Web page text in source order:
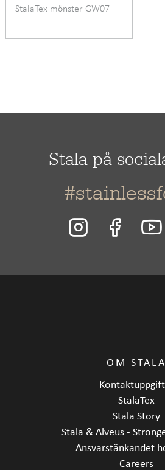
StalaTex mönster GW07
Stala på
OM STALA
StalaTex
Stala Story
Stala & Alveus -
Ansvarstänkandet
Careers